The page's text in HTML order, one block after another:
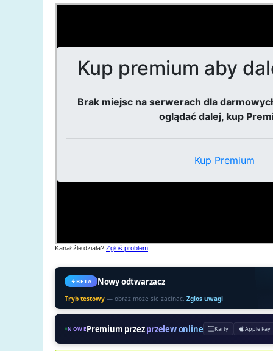
Kanał źle działa? Zgłoś problem
BETA Nowy odtwarzacz
Tryb testowy — obraz moze sie zacinac. Zglos uwagi
NOWEPremium przezprzelew online Karty Apple Pay